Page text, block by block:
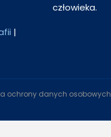
|
człowieka.
ochrony danych osobowych